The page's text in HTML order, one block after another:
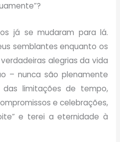
já se mudaram para lá.
semblantes enquanto os
alegrias da vida
– nunca são plenamente
limitações de tempo,
e celebrações,
e terei a eternidade à